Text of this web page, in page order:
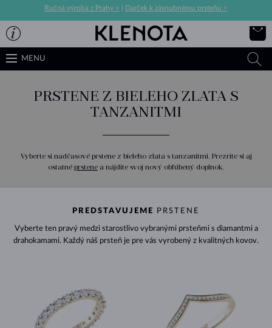
Ručná výroba z Prahy > Darček k zásnubnému prsteňu >
MENU
PRSTENE Z BIELEHO ZLATA S
TANZANITMI
Vyberte si nadčasové prstene z bieleho zlata s tanzanitmi. Prezrite si aj
ostatné prstenea nájdite svoj nový obľúbený doplnok.
PREDSTAVUJEME PRSTENE
Vyberte ten pravý medzi starostlivo vybranými prsteňmi s diamantmi a
drahokamami. Každý náš prsteň je pre vás vyrobený z kvalitných kovov.